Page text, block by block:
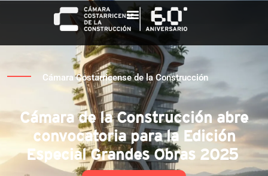
Cámara Costarricense de la Construcción
Cámara de la Construcción abre
convocatoria para la Edición
Especial Grandes Obras 2025